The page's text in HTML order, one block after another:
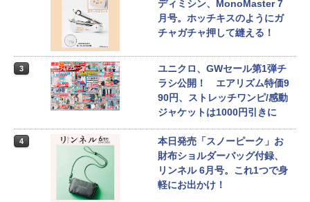
ディミシン、MonoMaster 7
月号。ホッチキスのようにガ
チャガチャ押して縫える！
3
ユニクロ、GWセール第1弾チ
ラシ公開！ エアリズム特価9
90円、ストレッチワンピ/感動
ジャケットは1000円引きに
4
本日発売「スノーピーク」お
財布ショルダーバッグ付録、
リンネル 6月号。これ1つで身
軽にお出かけ！